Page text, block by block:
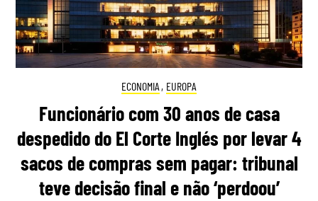
ECONOMIA , EUROPA
Funcionário com 30 anos de casa
despedido do El Corte Inglés por levar 4
sacos de compras sem pagar: tribunal
teve decisão final e não ‘perdoou’